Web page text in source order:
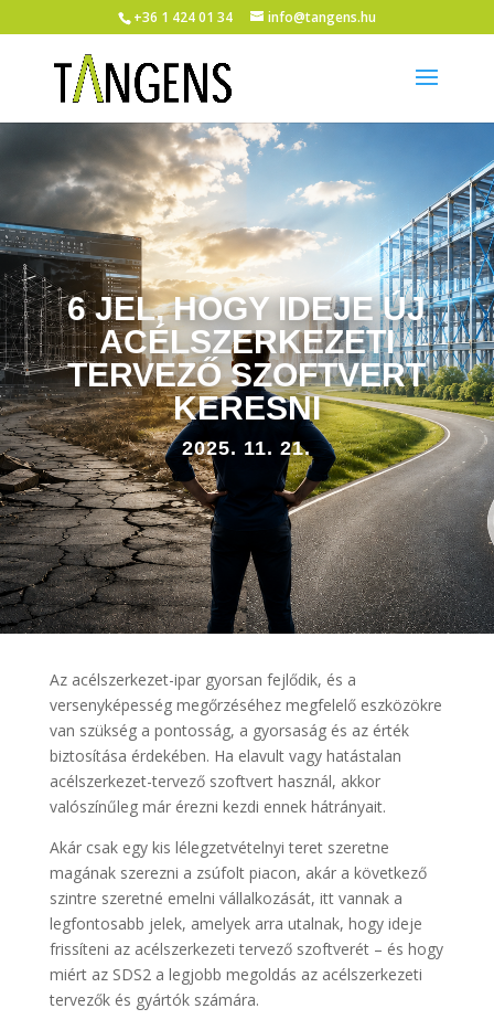
+36 1 424 01 34 info@tangens.hu
6 JEL, HOGY IDEJE ÚJ
ACÉLSZERKEZETI
TERVEZŐ SZOFTVERT
KERESNI
2025. 11. 21.
Az acélszerkezet-ipar gyorsan fejlődik, és a
versenyképesség megőrzéséhez megfelelő eszközökre
van szükség a pontosság, a gyorsaság és az érték
biztosítása érdekében. Ha elavult vagy hatástalan
acélszerkezet-tervező szoftvert használ, akkor
valószínűleg már érezni kezdi ennek hátrányait.
Akár csak egy kis lélegzetvételnyi teret szeretne
magának szerezni a zsúfolt piacon, akár a következő
szintre szeretné emelni vállalkozását, itt vannak a
legfontosabb jelek, amelyek arra utalnak, hogy ideje
frissíteni az acélszerkezeti tervező szoftverét – és hogy
miért az SDS2 a legjobb megoldás az acélszerkezeti
tervezők és gyártók számára.